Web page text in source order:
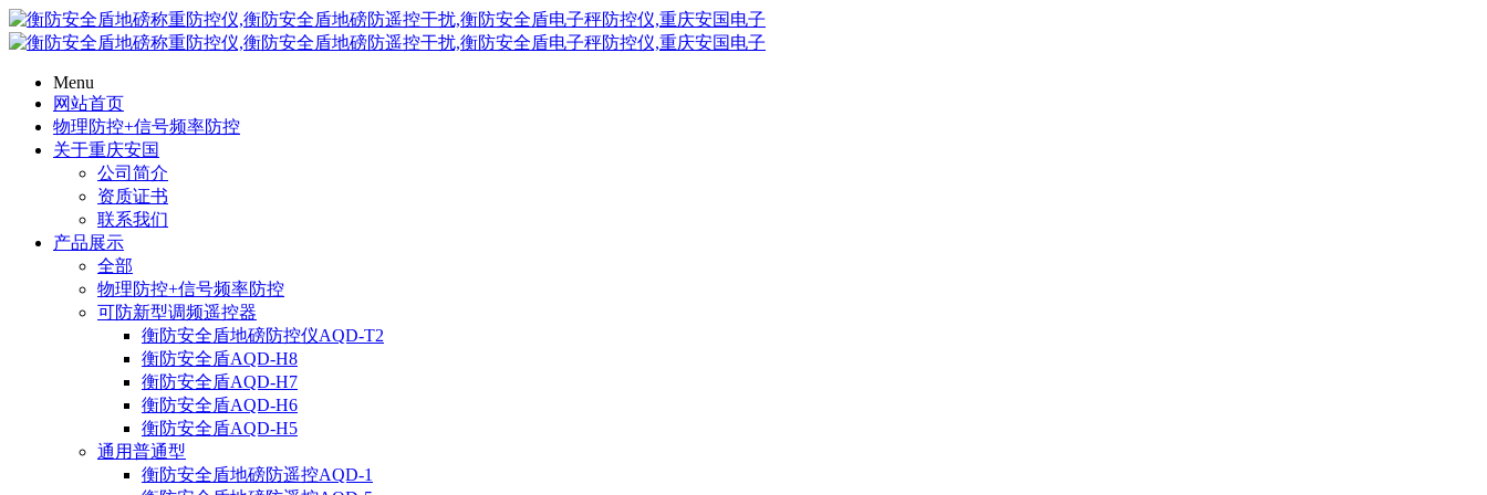
Menu
网站首页
物理防控+信号频率防控
关于重庆安国
公司简介
资质证书
联系我们
产品展示
全部
物理防控+信号频率防控
可防新型调频遥控器
衡防安全盾地磅防控仪AQD-T2
衡防安全盾AQD-H8
衡防安全盾AQD-H7
衡防安全盾AQD-H6
衡防安全盾AQD-H5
通用普通型
衡防安全盾地磅防遥控AQD-1